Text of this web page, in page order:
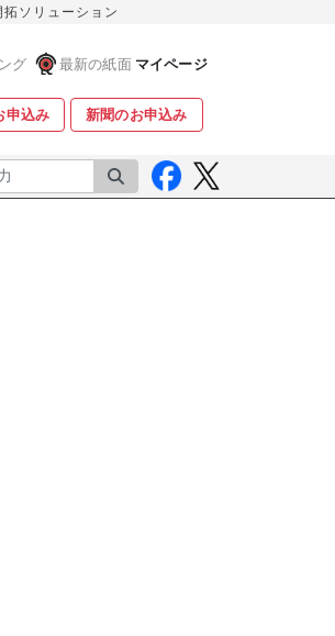
ソリューション
グ 最新の紙面 マイページ
申込み 新聞のお申込み
検索